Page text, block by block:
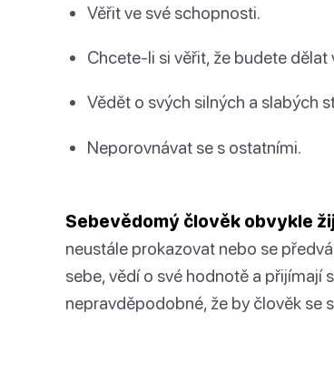
Věřit ve své schopnosti.
Chcete-li si věřit, že budete dělat
Vědět o svých silných a slabých
Neporovnávat se s ostatními.
Sebevědomý člověk obvykle
neustále prokazovat nebo se
sebe, vědí o své hodnotě a přijímají
nepravděpodobné, že by člověk se